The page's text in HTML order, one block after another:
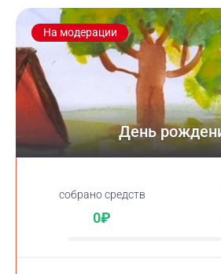
На модерации
День
cобрано средств
0₽